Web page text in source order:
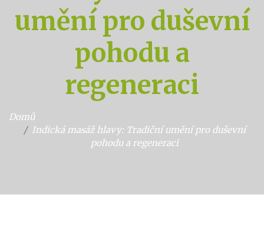
umění pro duševní
pohodu a
regeneraci
Domů
Indická masáž hlavy: Tradiční umění pro duševní
pohodu a regeneraci